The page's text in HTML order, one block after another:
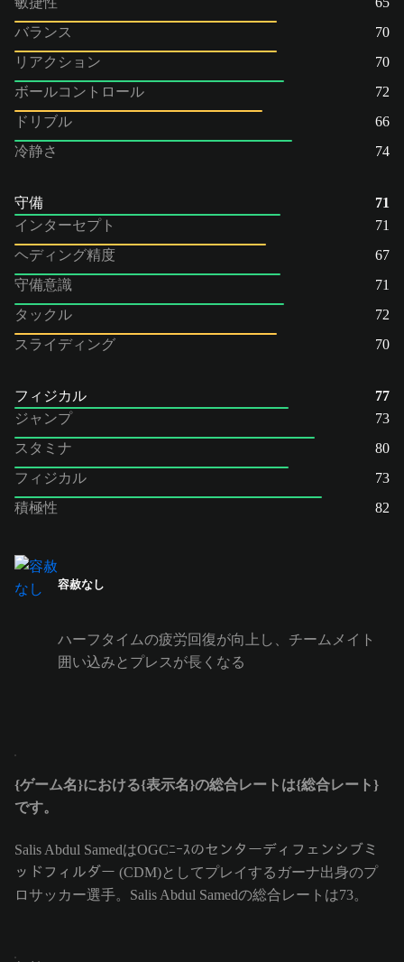
バランス
70
リアクション
70
ボールコントロール
72
ドリブル
66
冷静さ
74
守備
71
インターセプト
71
ヘディング精度
67
守備意識
71
タックル
72
スライディング
70
フィジカル
77
ジャンプ
73
スタミナ
80
フィジカル
73
積極性
82
容赦なし
ハーフタイムの疲労回復が向上し、チームメイト
囲い込みとプレスが長くなる
{ゲーム名}における{表示名}の総合レートは{総合レート}
です。
Salis Abdul SamedはOGCﾆｰｽのセンターディフェンシブミ
ッドフィルダー (CDM)としてプレイするガーナ出身のプ
ロサッカー選手。Salis Abdul Samedの総合レートは73。